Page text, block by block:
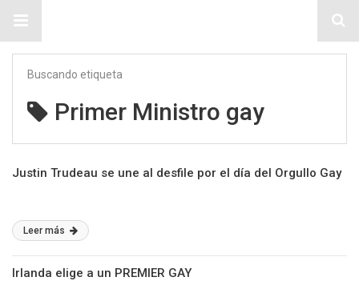
Buscando etiqueta
Primer Ministro gay
Justin Trudeau se une al desfile por el día del Orgullo Gay
Leer más
Irlanda elige a un PREMIER GAY